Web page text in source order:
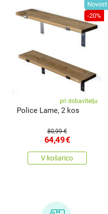
Novost
-20%
pri dobavitelju
Police Lame, 2 kos
80,99 €
64,49€
V košarico